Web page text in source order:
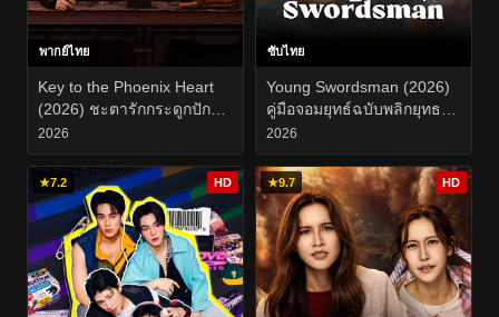
พากย์ไทย
Key to the Phoenix Heart
(2026) ชะตารักกระดูกปักษา
EP.1-28
2026
ซับไทย
Young Swordsman (2026)
คู่มือจอมยุทธ์ฉบับพลิกยุทธภพ
EP.1-26
2026
★7.2 HD ★9.7 HD